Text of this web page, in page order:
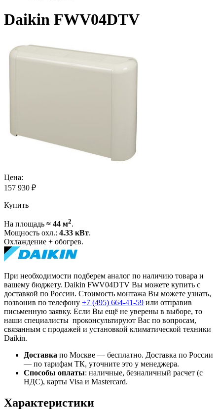
Daikin FWV04DTV
Цена:
157 930 ₽
Купить
На площадь ≈ 44 м2.
Мощность охл.: 4.33 кВт.
Охлаждение + обогрев.
При необходимости подберем аналог по наличию товара и
вашему бюджету. Daikin FWV04DTV Вы можете купить с
доставкой по России. Стоимость монтажа Вы можете узнать,
позвонив по телефону +7 (495) 664-41-59 или отправив
письменную заявку. Если Вы ещё не уверены в выборе, то
наши специалисты проконсультируют Вас по вопросам,
связанным с продажей и установкой климатической техники
Daikin.
Доставка по Москве — бесплатно. Доставка по России
— по тарифам ТК, уточните это у менеджера.
Способы оплаты: наличные, безналичный расчет (с
НДС), карты Visa и Mastercard.
Характеристики